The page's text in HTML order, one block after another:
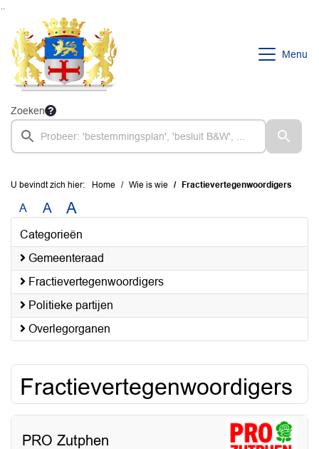
Ga naar de inhoud van deze pagina
Ga naar het zoeken
Ga naar het menu
Menu
Zoeken
U bevindt zich hier: Home Wie is wie Fractievertegenwoordigers
A A A
Categorieën
Gemeenteraad
Fractievertegenwoordigers
Politieke partijen
Overlegorganen
Fractievertegenwoordigers
PRO Zutphen